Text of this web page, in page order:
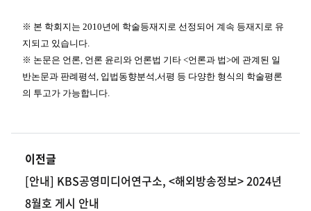
※ 본 학회지는 2010년에 학술등재지로 선정되어 계속 등재지로 유
지되고 있습니다.
※ 논문은 언론, 언론 윤리와 언론법 기타 <언론과 법>에 관계된 일
반논문과 판례평석, 입법동향분석,서평 등 다양한 형식의 학술평론
의 투고가 가능합니다.
이전글
[안내] KBS공영미디어연구소, <해외방송정보> 2024년
8월호 게시 안내